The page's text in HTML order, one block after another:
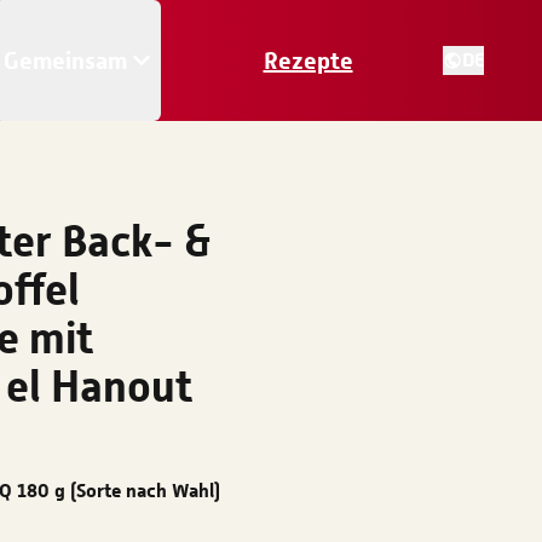
Rezepte
Back- &
mit
Hanout
180 g (Sorte nach Wahl)